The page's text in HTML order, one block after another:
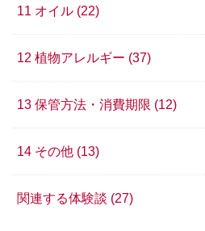
11 オイル (22)
12 植物アレルギー (37)
13 保管方法・消費期限 (12)
14 その他 (13)
関連する体験談 (27)